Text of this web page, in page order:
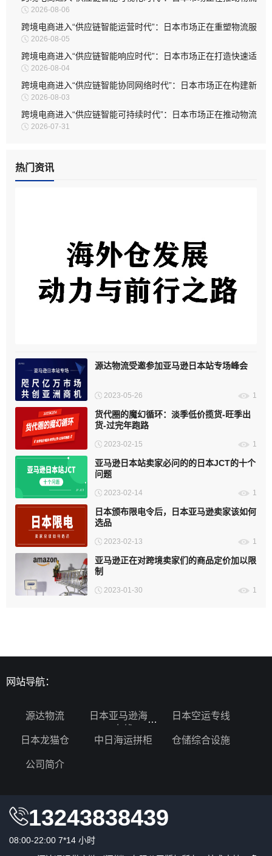
管理全面升级
2026-08-06
跨境电商进入“供应链智能运营时代”：日本市场正在重塑物流服
务模式
2026-08-05
跨境电商进入“供应链智能响应时代”：日本市场正在打造快速适
应型物流体系
2026-08-04
跨境电商进入“供应链智能协同网络时代”：日本市场正在构建新
型物流生态
2026-08-03
跨境电商进入“供应链智能可持续时代”：日本市场正在推动物流
体系绿色升级
2026-07-31
热门资讯
源达物流受邀参加亚马逊日本站专场峰会
2023-05-26 1
货代圈的魔幻循环：淡季低价揽货-旺季出
货-过完年跑路
2023-02-15 1
亚马逊日本站卖家必问的的日本JCT的十个
问题
2023-02-14 1
日本颁布限电令后，日本亚马逊卖家该如何
选品
2023-02-13 1
亚马逊正在对跨境卖家们的商品定价加以限
制
2023-01-30 1
网站导航：
源达物流
日本亚马逊海运
日本空运专线
日本龙猫仓 中日海运拼柜 仓储综合设施
公司简介
13243838439
08:00-22:00 7*14 小时